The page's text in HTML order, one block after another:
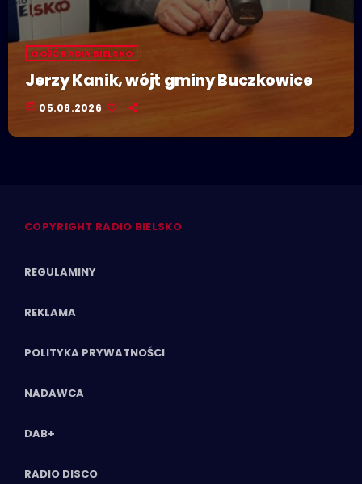
GOŚĆ RADIA BIELSKO
Jerzy Kanik, wójt gminy Buczkowice
today 05.08.2026
COPYRIGHT RADIO BIELSKO
REGULAMINY
REKLAMA
POLITYKA PRYWATNOŚCI
NADAWCA
DAB+
RADIO DISCO